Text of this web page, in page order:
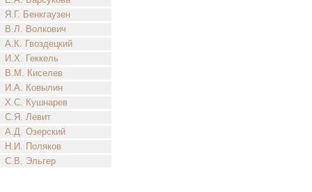
Я.Г. Бенкгаузен
В.Л. Волкович
А.К. Гвоздецкий
И.Х. Геккель
В.М. Киселев
И.А. Ковылин
Х.С. Кушнарев
С.Я. Левит
А.Д. Озерский
Н.И. Поляков
С.В. Эльгер